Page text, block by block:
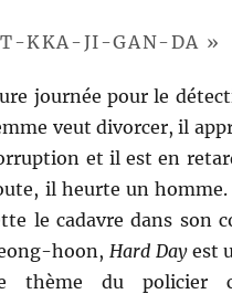
KKA-JI-GAN-DA »
journée pour le
veut divorcer, il
et il est en
il heurte un homme.
le cadavre dans son
hoon, Hard Dayest
thème du policier